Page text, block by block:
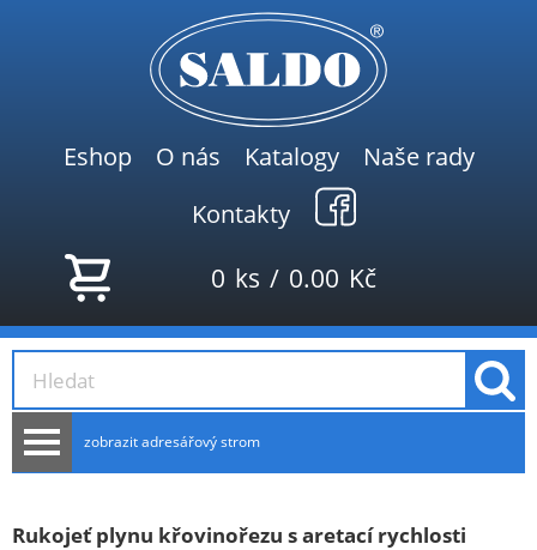
Eshop O nás Katalogy
Naše rady
Kontakty
0 ks / 0.00 Kč
zobrazit adresářový strom
NOVINKY
Rukojeť plynu křovinořezu s aretací rychlosti